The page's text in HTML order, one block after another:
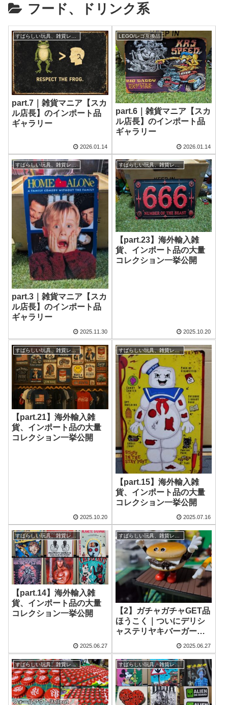
フード、ドリンク系
すばらしい玩具、雑貨レビュー
part.7｜雑貨マニア【スカ
ル店長】のインポート品
ギャラリー
2026.01.14
LEGO/レゴ互換品
part.6｜雑貨マニア【スカ
ル店長】のインポート品
ギャラリー
2026.01.14
すばらしい玩具、雑貨レビュー
part.3｜雑貨マニア【スカ
ル店長】のインポート品
ギャラリー
2025.11.30
すばらしい玩具、雑貨レビュー
【part.23】海外輸入雑
貨、インポート品の大量
コレクション一挙公開
2025.10.20
すばらしい玩具、雑貨レビュー
【part.21】海外輸入雑
貨、インポート品の大量
コレクション一挙公開
2025.10.20
すばらしい玩具、雑貨レビュー
【part.15】海外輸入雑
貨、インポート品の大量
コレクション一挙公開
2025.07.16
【part.14】海外輸入雑
貨、インポート品の大量
コレクション一挙公開
2025.06.27
【2】ガチャガチャGET品
ほうこく｜ついにデリシ
ャステリヤキバーガーで
た｜FLAVORS Figure
Collection｜ガシャポン狂
2025.06.27
すばらしい玩具、雑貨レビュー すばらしい玩具、雑貨レビュー